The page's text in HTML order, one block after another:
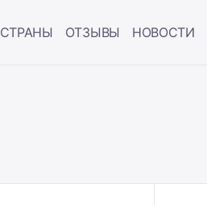
СТРАНЫ ОТЗЫВЫ НОВОСТИ